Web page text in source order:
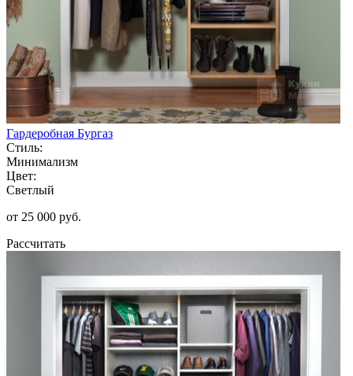
Гардеробная Бургаз
Стиль:
Минимализм
Цвет:
Светлый
от 25 000 руб.
Рассчитать